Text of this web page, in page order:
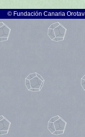
© Fundación Canaria